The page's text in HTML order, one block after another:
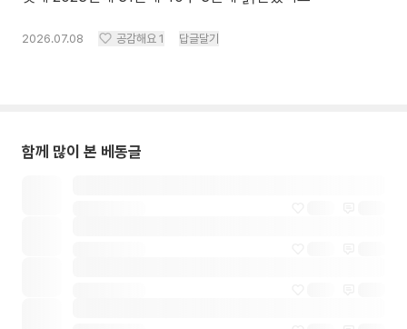
2026.07.08 공감해요 1 답글달기
함께 많이 본 베동글